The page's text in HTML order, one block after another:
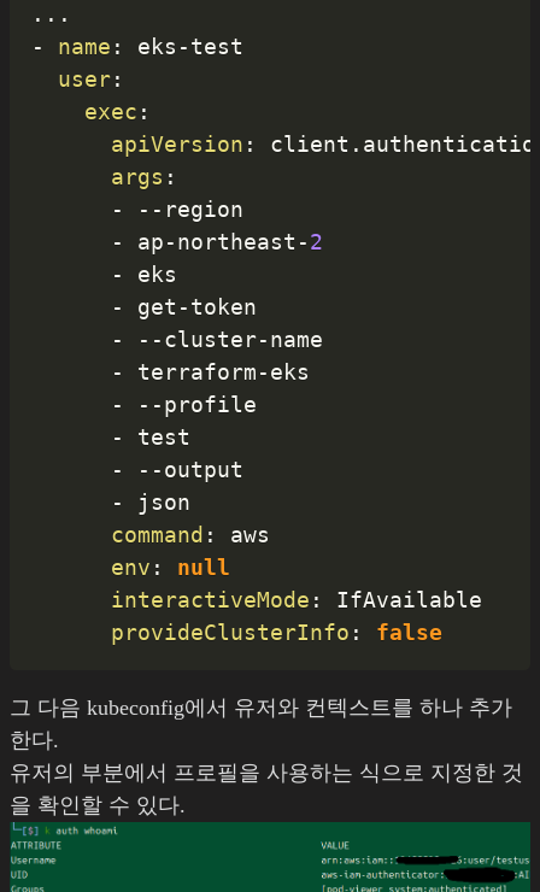
...
-
name : eks -test
user:
exec :
apiVersion :
args :
-
- - region
-
ap-northeast -2
-
eks
-
get -token
-
- -cluster-name
-
terraform-eks
-
- -profile
-
test
-
- -output
-
json
command :
aws
env :
null
interactiveMode :
IfAvailable
provideClusterInfo : false
그 다음 kubeconfig에서 유저와 컨텍스트를 하나 추가
한다.
유저의 부분에서 프로필을 사용하는 식으로 지정한 것
을 확인할 수 있다.